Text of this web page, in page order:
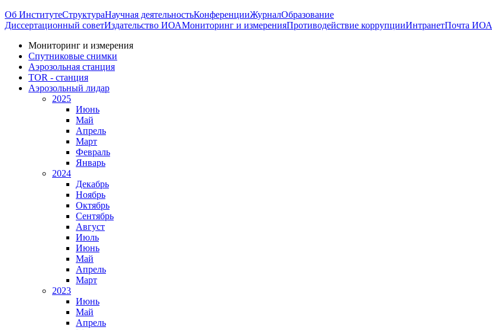
Об ИнститутеСтруктураНаучная деятельностьКонференцииЖурналОбразование
Диссертационный советИздательство ИОАМониторинг и измеренияПротиводействие коррупцииИнтранетПочта ИОА
Мониторинг и измерения
Спутниковые снимки
Аэрозольная станция
TOR - станция
Аэрозольный лидар
2025
Июнь
Май
Апрель
Март
Февраль
Январь
2024
Декабрь
Ноябрь
Октябрь
Сентябрь
Август
Июль
Июнь
Май
Апрель
Март
2023
Июнь
Май
Апрель